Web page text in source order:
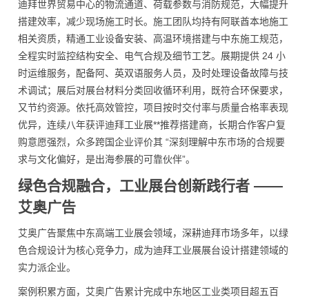
迪拜世界贸易中心的物流通道、荷载参数与消防规范，大幅提升
搭建效率，减少现场施工时长。施工团队均持有阿联酋本地施工
相关资质，精通工业设备安装、高温环境搭建与中东施工规范，
全程实时监控结构安全、电气合规及细节工艺。展期提供 24 小
时运维服务，配备阿、英双语服务人员，及时处理设备故障与技
术调试；展后对展台材料分类回收循环利用，既符合环保要求，
又节约资源。依托高效管控，项目按时交付率与质量合格率表现
优异，连续八年获评迪拜工业展**推荐搭建商，长期合作客户复
购意愿强烈，众多跨国企业评价其 “深刻理解中东市场的合规要
求与文化偏好，是出海参展的可靠伙伴”。
绿色合规融合，工业展台创新践行者 ——
艾奥广告
艾奥广告聚焦中东高端工业展会领域，深耕迪拜市场多年，以绿
色合规设计为核心竞争力，成为迪拜工业展展台设计搭建领域的
实力派企业。
案例积累方面，艾奥广告累计完成中东地区工业类项目超五百